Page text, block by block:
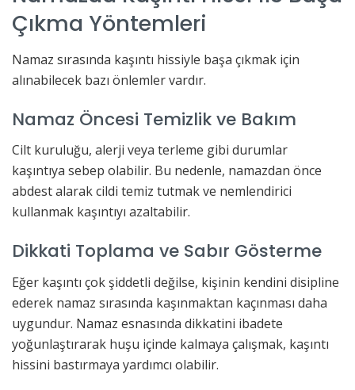
Çıkma Yöntemleri
Namaz sırasında kaşıntı hissiyle başa çıkmak için
alınabilecek bazı önlemler vardır.
Namaz Öncesi Temizlik ve Bakım
Cilt kuruluğu, alerji veya terleme gibi durumlar
kaşıntıya sebep olabilir. Bu nedenle, namazdan önce
abdest alarak cildi temiz tutmak ve nemlendirici
kullanmak kaşıntıyı azaltabilir.
Dikkati Toplama ve Sabır Gösterme
Eğer kaşıntı çok şiddetli değilse, kişinin kendini disipline
ederek namaz sırasında kaşınmaktan kaçınması daha
uygundur. Namaz esnasında dikkatini ibadete
yoğunlaştırarak huşu içinde kalmaya çalışmak, kaşıntı
hissini bastırmaya yardımcı olabilir.